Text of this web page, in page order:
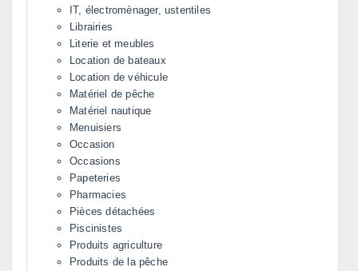
IT, électromènager, ustentiles
Librairies
Literie et meubles
Location de bateaux
Location de véhicule
Matériel de pêche
Matériel nautique
Menuisiers
Occasion
Occasions
Papeteries
Pharmacies
Pièces détachées
Piscinistes
Produits agriculture
Produits de la pêche